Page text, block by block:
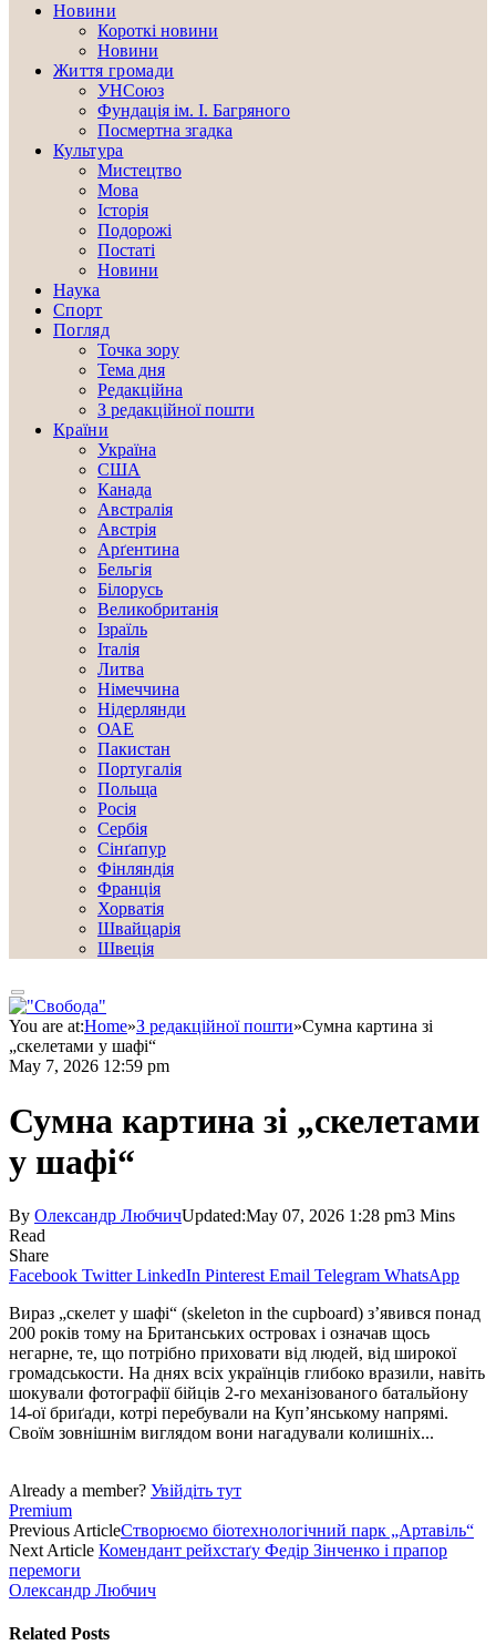
Новини
Короткі новини
Новини
Життя громади
УНСоюз
Фундація ім. І. Багряного
Посмертна згадка
Культура
Мистецтво
Мова
Історія
Подорожі
Постаті
Новини
Наука
Спорт
Погляд
Точка зору
Тема дня
Редакційна
З редакційної пошти
Країни
Україна
США
Канада
Австралія
Австрія
Арґентина
Бельгія
Білорусь
Великобританія
Ізраїль
Італія
Литва
Німеччина
Нідерлянди
ОАЕ
Пакистан
Португалія
Польща
Росія
Сербія
Сінґапур
Фінляндія
Франція
Хорватія
Швайцарія
Швеція
You are at:Home»З редакційної пошти»Сумна картина зі
„скелетами у шафі“
May 7, 2026 12:59 pm
Сумна картина зі „скелетами
у шафі“
By Олександр ЛюбчичUpdated:May 07, 2026 1:28 pm3 Mins
Read
Share
Facebook Twitter LinkedIn Pinterest Email Telegram WhatsApp
Вираз „скелет у шафі“ (skeleton in the cupboard) з’явився понад
200 років тому на Британських островах і означав щось
негарне, те, що потрібно приховати від людей, від широкої
громадськости. На днях всіх українців глибоко вразили, навіть
шокували фотографії бійців 2-го механізованого батальйону
14-ої бриґади, котрі перебували на Куп’янському напрямі.
Своїм зовнішнім виглядом вони нагадували колишніх...
Already a member? Увійдіть тут
Premium
Previous ArticleCтворюємо біотехнологічний парк „Артавіль“
Next Article Комендант рейхстаґу Федір Зінченко і прапор
перемоги
Олександр Любчич
Related Posts